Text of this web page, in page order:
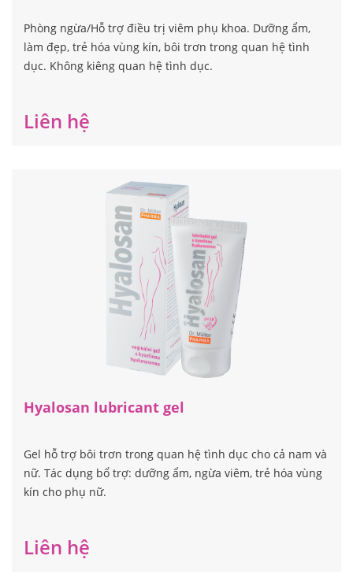
Phòng ngừa/Hỗ trợ điều trị viêm phụ khoa. Dưỡng ẩm,
làm đẹp, trẻ hóa vùng kín, bôi trơn trong quan hệ tình
Gel hỗ trợ bôi trơn trong quan hệ tình dục cho cả nam và
nữ. Tác dụng bổ trợ: dưỡng ẩm, ngừa viêm, trẻ hóa vùng